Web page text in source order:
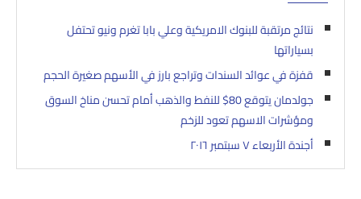
نتائج مرتقبة للبنوك الامريكية وعلي بابا تغرم ونيو تحتفل
بسياراتها
قفزة في عوائد السندات وتراجع بارز في الأسهم صغيرة الحجم
جولدمان يتوقع 80$ للنفط والذهب أمام تحسن مناخ السوق
ومؤشرات الاسهم تعود للزخم
أجندة الأربعاء ٧ سبتمبر ٢٠١٦